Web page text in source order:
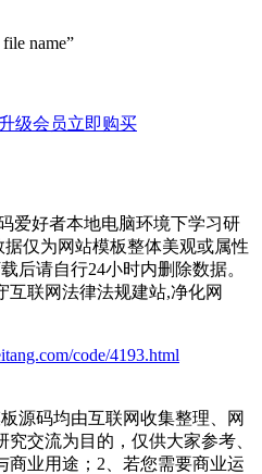
name”
升级会员立即购买
爱好者本地电脑环境下学习研
仅为网站模板整体美观或属性
后请自行24小时内删除数据。
联网法律法规建站,净化网
code/4193.html
源码均由互联网收集整理、网
交流为目的，仅供大家参考、
商业用途；2、若您需要商业运